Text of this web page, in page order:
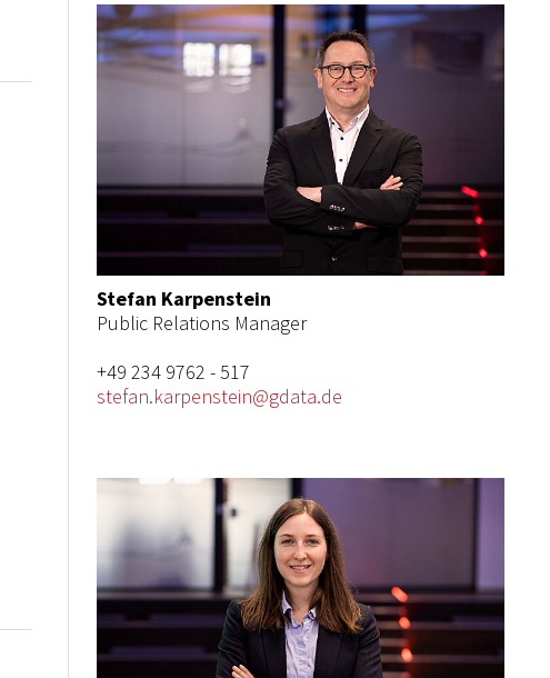
Stefan Karpenstein
Public Relations Manager
+49 234 9762 - 517
stefan.karpenstein@gdata.de